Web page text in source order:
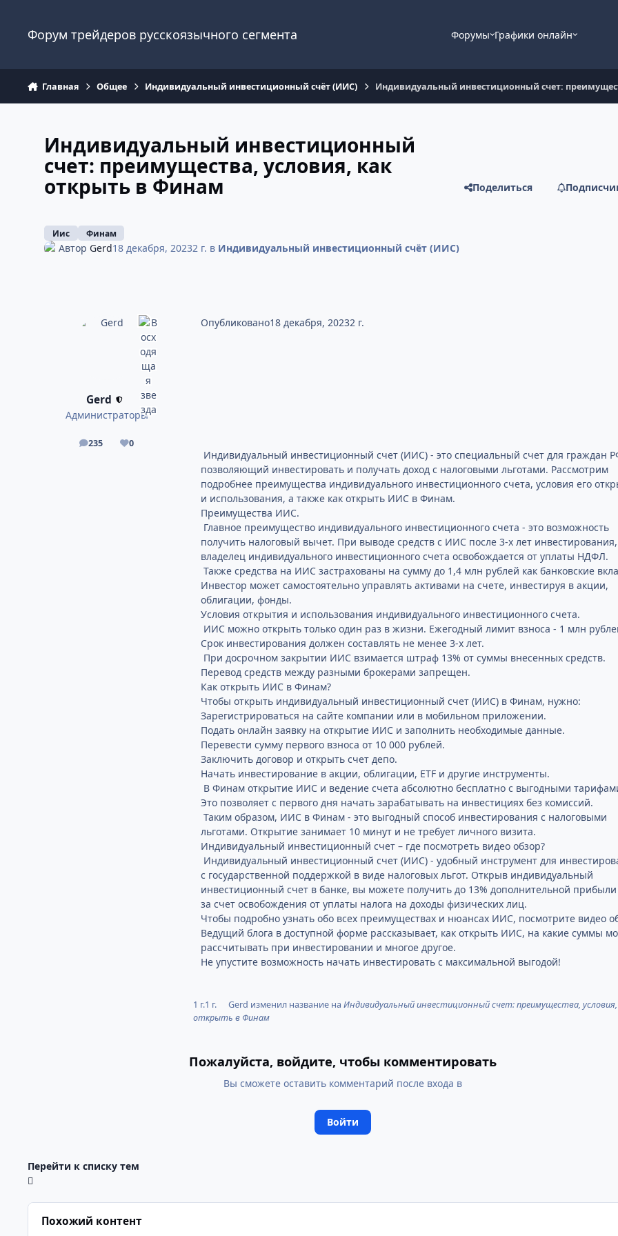
Форум трейдеров русскоязычного сегмента Форумы Графики онлайн
Главная Общее Индивидуальный инвестиционный счёт (ИИС) Индивидуальный инвестиционный счет:
Индивидуальный инвестиционный
счет: преимущества, условия, как
открыть в Финам
Иис Финам
Поделиться
Автор Gerd18 декабря, 20232 г. в Индивидуальный инвестиционный счёт (ИИС)
Gerd
Администраторы
235
сообщения
0
Репутация
Опубликовано18 декабря, 20232 г.
Индивидуальный инвестиционный счет (ИИС) - это специальный счет для граждан
позволяющий инвестировать и получать доход с налоговыми льготами. Рассмотрим
подробнее преимущества индивидуального инвестиционного счета, условия его
и использования, а также как открыть ИИС в Финам.
Преимущества ИИС.
Главное преимущество индивидуального инвестиционного счета - это возможность
получить налоговый вычет. При выводе средств с ИИС после 3-х лет инвестирования,
владелец индивидуального инвестиционного счета освобождается от уплаты НДФЛ.
Также средства на ИИС застрахованы на сумму до 1,4 млн рублей как банковские
Инвестор может самостоятельно управлять активами на счете, инвестируя в акции,
облигации, фонды.
Условия открытия и использования индивидуального инвестиционного счета.
ИИС можно открыть только один раз в жизни. Ежегодный лимит взноса - 1 млн
Срок инвестирования должен составлять не менее 3-х лет.
При досрочном закрытии ИИС взимается штраф 13% от суммы внесенных средств.
Перевод средств между разными брокерами запрещен.
Как открыть ИИС в Финам?
Чтобы открыть индивидуальный инвестиционный счет (ИИС) в Финам, нужно:
Зарегистрироваться на сайте компании или в мобильном приложении.
Подать онлайн заявку на открытие ИИС и заполнить необходимые данные.
Перевести сумму первого взноса от 10 000 рублей.
Заключить договор и открыть счет депо.
Начать инвестирование в акции, облигации, ETF и другие инструменты.
В Финам открытие ИИС и ведение счета абсолютно бесплатно с выгодными
Это позволяет с первого дня начать зарабатывать на инвестициях без комиссий.
Таким образом, ИИС в Финам - это выгодный способ инвестирования с налоговыми
льготами. Открытие занимает 10 минут и не требует личного визита.
Индивидуальный инвестиционный счет – где посмотреть видео обзор?
Индивидуальный инвестиционный счет (ИИС) - удобный инструмент для
с государственной поддержкой в виде налоговых льгот. Открыв индивидуальный
инвестиционный счет в банке, вы можете получить до 13% дополнительной прибыли
за счет освобождения от уплаты налога на доходы физических лиц.
Чтобы подробно узнать обо всех преимуществах и нюансах ИИС, посмотрите видео
Ведущий блога в доступной форме рассказывает, как открыть ИИС, на какие суммы
рассчитывать при инвестировании и многое другое.
Не упустите возможность начать инвестировать с максимальной выгодой!
1 г.1 г. Gerd изменил название наИндивидуальный инвестиционный счет: преимущества, условия,
открыть в Финам
Пожалуйста, войдите, чтобы комментировать
Вы сможете оставить комментарий после входа в
Войти
Перейти к списку тем
Похожий контент